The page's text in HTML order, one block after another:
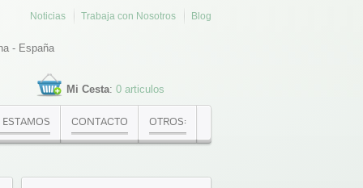
Noticias Trabaja con Nosotros Blog
- España
Mi Cesta: 0 articulos
CONTACTO OTROS: